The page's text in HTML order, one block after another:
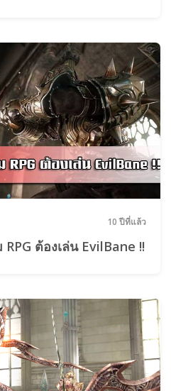
10 ปีที่แล้ว
ต้องเล่น EvilBane !!